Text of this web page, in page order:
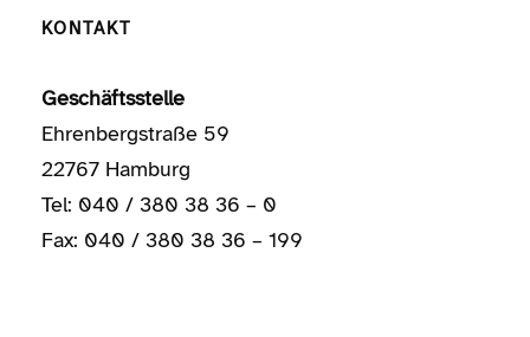
KONTAKT
Geschäftsstelle
Ehrenbergstraße 59
22767 Hamburg
Tel: 040 / 380 38 36 – 0
Fax: 040 / 380 38 36 – 199